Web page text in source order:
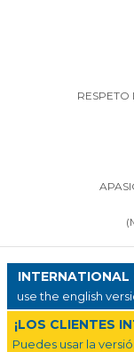
RESPETO
INTERNATIONAL
use the english
¡LOS CLIENTES
Puedes usar la